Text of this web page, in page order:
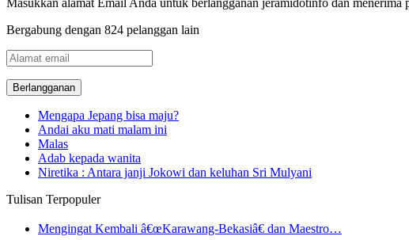
Masukkan alamat Email Anda untuk berlangganan jeramidotinfo dan menerima
Bergabung dengan 824 pelanggan lain
Alamat
email
Mengapa Jepang bisa maju?
Andai aku mati malam ini
Malas
Adab kepada wanita
Niretika : Antara janji Jokowi dan keluhan Sri Mulyani
Tulisan Terpopuler
Mengingat Kembali â€œKarawang-Bekasiâ€ dan Maestro…